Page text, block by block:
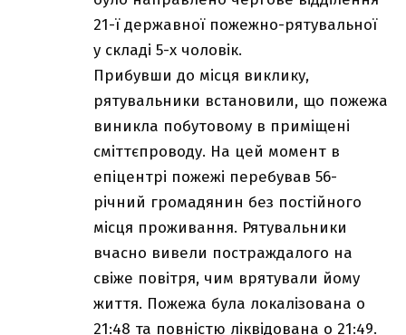
21-ї державної пожежно-рятувальної
у складі 5-х чоловік.
Прибувши до місця виклику,
рятувальники встановили, що пожежа
виникла побутовому в приміщені
сміттєпроводу. На цей момент в
епіцентрі пожежі перебував 56-
річний громадянин без постійного
місця проживання. Рятувальники
вчасно вивели постраждалого на
свіже повітря, чим врятували йому
життя. Пожежа була локалізована о
21:48 та повністю ліквідована о 21:49.